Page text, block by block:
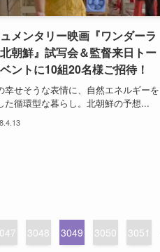
メンタリー映画『ワンダーラ
朝鮮』試写会＆監督来日トー
ントに10組20名様ご招待！
幸せそうな表情に、自然エネルギーを
た循環型な暮らし。北朝鮮の予想...
3048 3049 3050 3051